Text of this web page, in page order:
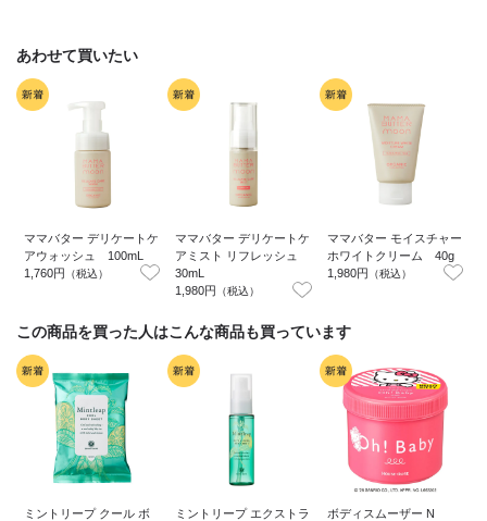
あわせて買いたい
ママバター デリケートケ
アウォッシュ 100mL
1,760円 （税込）
ママバター デリケートケ
アミスト リフレッシュ
30mL
1,980円
（税込）
ママバター モイスチャー
ホワイトクリーム 40g
1,980円 （税込）
この商品を買った人はこんな商品も買っています
ミントリープ クール ボ
ミントリープ エクストラ
ボディスムーザー N